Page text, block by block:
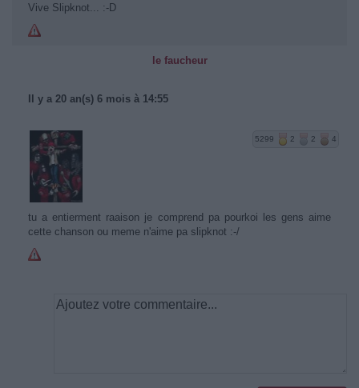
Vive Slipknot... :-D
le faucheur
Il y a 20 an(s) 6 mois à 14:55
5299 2 2 4
tu a entierment raaison je comprend pa pourkoi les gens aime
cette chanson ou meme n'aime pa slipknot :-/